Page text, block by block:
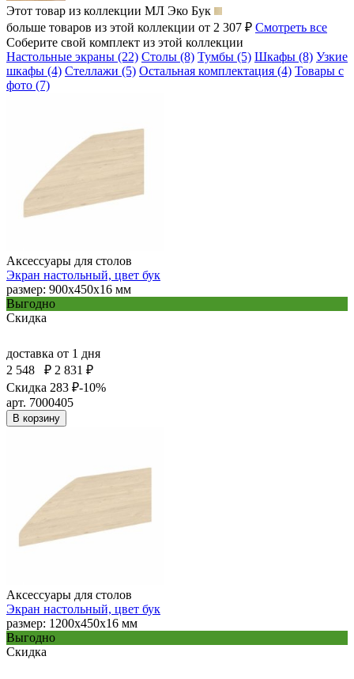
Этот товар из коллекции МЛ Эко Бук
больше товаров из этой коллекции от 2 307 ₽ Смотреть все
Соберите свой комплект из этой коллекции
Настольные экраны (22) Столы (8) Тумбы (5) Шкафы (8) Узкие
шкафы (4) Стеллажи (5) Остальная комплектация (4) Товары с
фото (7)
Аксессуары для столов
Экран настольный, цвет бук
размер: 900х450х16 мм
Выгодно
Скидка
доставка от 1 дня
2 548
₽ 2 831 ₽
Скидка 283 ₽-10%
арт. 7000405
В корзину
Аксессуары для столов
Экран настольный, цвет бук
размер: 1200х450х16 мм
Выгодно
Скидка